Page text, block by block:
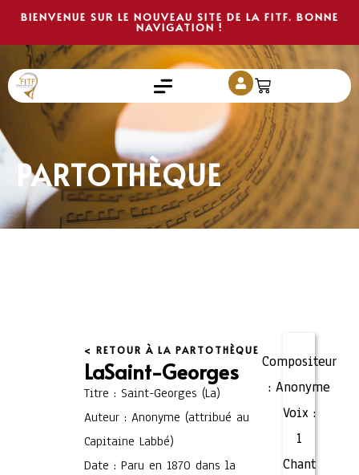
BIENVENUE SUR LE NOUVEAU SITE DE LA FITF. BONNE
NAVIGATION !
PARTOTHÈQUE
< RETOUR À LA PARTOTHÈQUE
LaSaint-Georges
Titre : Saint-Georges (La)
Auteur : Anonyme (attribué au
Capitaine Labbé)
Date : Paru en 1870 dans la
Compositeur
: Anonyme
Voix :
1
Chant